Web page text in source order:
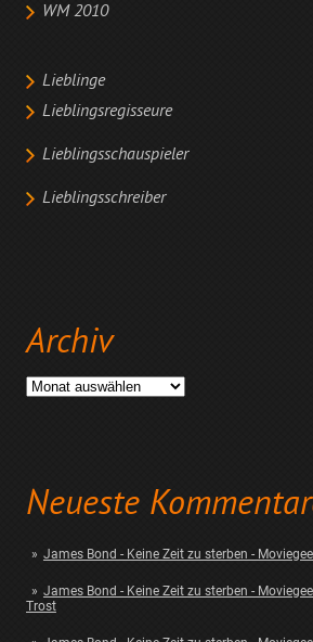
WM 2010
Lieblinge
Lieblingsregisseure
Lieblingsschauspieler
Lieblingsschreiber
Archiv
Archiv
Neueste
James Bond - Keine Zeit zu sterben -
James Bond - Keine Zeit zu sterben -
Trost